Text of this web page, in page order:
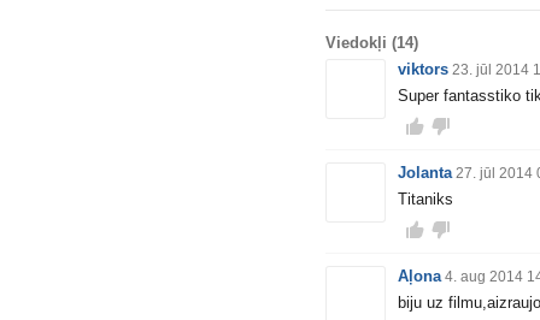
Viedokļi (14)
viktors 23. jūl 2014
Super fantasstiko
Jolanta 27. jūl 2014
Titaniks
Aļona 4. aug 2014
biju uz